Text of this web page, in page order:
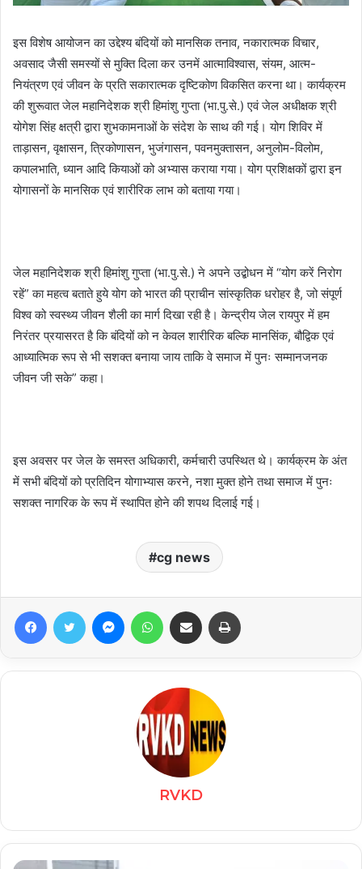
इस विशेष आयोजन का उद्देश्य बंदियों को मानसिक तनाव, नकारात्मक विचार,
अवसाद जैसी समस्यों से मुक्ति दिला कर उनमें आत्माविश्वास, संयम, आत्म-
नियंत्रण एवं जीवन के प्रति सकारात्मक दृष्टिकोण विकसित करना था। कार्यक्रम
की शुरूवात जेल महानिदेशक श्री हिमांशु गुप्ता (भा.पु.से.) एवं जेल अधीक्षक श्री
योगेश सिंह क्षत्री द्वारा शुभकामनाओं के संदेश के साथ की गई। योग शिविर में
ताड़ासन, वृक्षासन, त्रिकोणासन, भुजंगासन, पवनमुक्तासन, अनुलोम-विलोम,
कपालभाति, ध्यान आदि कियाओं को अभ्यास कराया गया। योग प्रशिक्षकों द्वारा इन
योगासनों के मानसिक एवं शारीरिक लाभ को बताया गया।
जेल महानिदेशक श्री हिमांशु गुप्ता (भा.पु.से.) ने अपने उद्बोधन में “योग करें निरोग
रहें” का महत्व बताते हुये योग को भारत की प्राचीन सांस्कृतिक धरोहर है, जो संपूर्ण
विश्व को स्वस्थ्य जीवन शैली का मार्ग दिखा रही है। केन्द्रीय जेल रायपुर में हम
निरंतर प्रयासरत है कि बंदियों को न केवल शारीरिक बल्कि मानसिंक, बौद्विक एवं
आध्यात्मिक रूप से भी सशक्त बनाया जाय ताकि वे समाज में पुनः सम्मानजनक
जीवन जी सके” कहा।
इस अवसर पर जेल के समस्त अधिकारी, कर्मचारी उपस्थित थे। कार्यक्रम के अंत
में सभी बंदियों को प्रतिदिन योगाभ्यास करने, नशा मुक्त होने तथा समाज में पुनः
सशक्त नागरिक के रूप में स्थापित होने की शपथ दिलाई गई।
cg news
FacebookTwitter MessengerWhatsAppShare via Email
RVKD